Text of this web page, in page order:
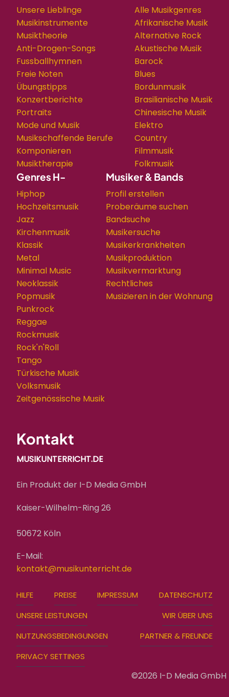
Unsere Lieblinge
Musikinstrumente
Musiktheorie
Anti-Drogen-Songs
Fussballhymnen
Freie Noten
Übungstipps
Konzertberichte
Portraits
Mode und Musik
Musikschaffende Berufe
Komponieren
Musiktherapie
Alle Musikgenres
Afrikanische Musik
Alternative Rock
Akustische Musik
Barock
Blues
Bordunmusik
Brasilianische Musik
Chinesische Musik
Elektro
Country
Filmmusik
Folkmusik
Genres H-
Hiphop
Hochzeitsmusik
Jazz
Kirchenmusik
Klassik
Metal
Minimal Music
Neoklassik
Popmusik
Punkrock
Reggae
Rockmusik
Rock'n'Roll
Tango
Türkische Musik
Volksmusik
Zeitgenössische Musik
Musiker & Bands
Profil erstellen
Proberäume suchen
Bandsuche
Musikersuche
Musikerkrankheiten
Musikproduktion
Musikvermarktung
Rechtliches
Musizieren in der Wohnung
Kontakt
MUSIKUNTERRICHT.DE
Ein Produkt der I-D Media GmbH
Kaiser-Wilhelm-Ring 26
50672 Köln
E-Mail:
kontakt@musikunterricht.de
FOOTER
MENU
HILFE PREISE IMPRESSUM
DATENSCHUTZ
UNSERE LEISTUNGEN
WIR ÜBER UNS
NUTZUNGSBEDINGUNGEN
PARTNER & FREUNDE
PRIVACY SETTINGS
©2026 I-D Media GmbH